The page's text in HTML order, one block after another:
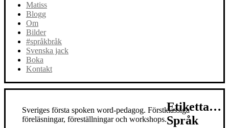
Matiss
Blogg
Om
Bilder
#språkbråk
Svenska jack
Boka
Kontakt
Sveriges första spoken word-pedagog. Förstklassiga
föreläsningar, föreställningar och workshops.
Etikettarkiv:
Språk